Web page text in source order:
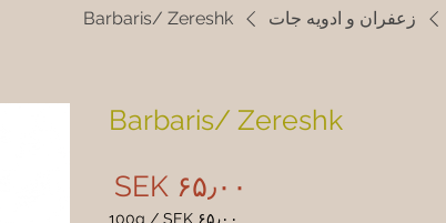
زعفران و ادویه جات Barbaris/ Zereshk
Barbaris/ Zereshk
‎SEK ۶۵٫۰۰
‎SEK ۶۵٫۰۰ /
100g